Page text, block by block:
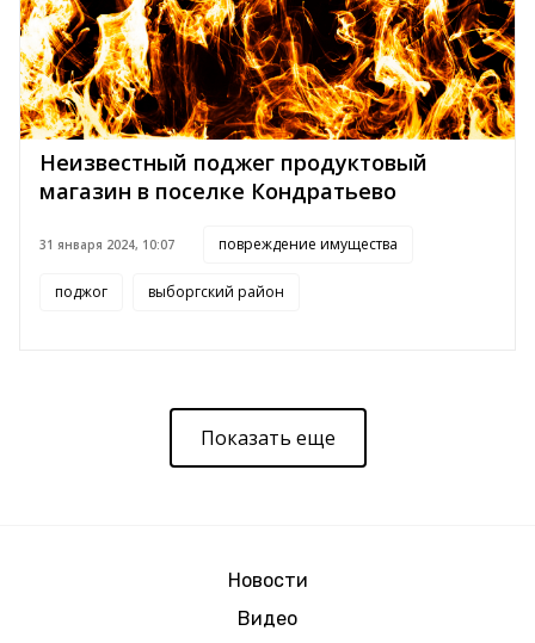
Неизвестный поджег продуктовый
магазин в поселке Кондратьево
31 января 2024, 10:07 повреждение имущества
поджог выборгский район
Показать еще
Новости
Видео